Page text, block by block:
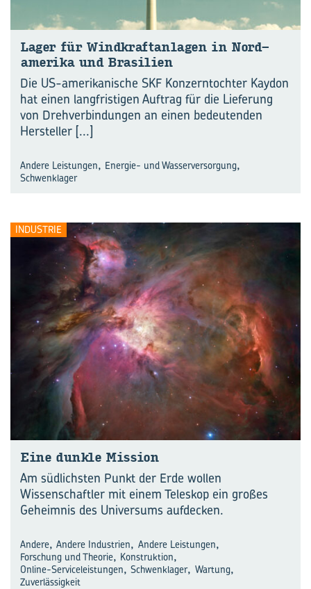
Lager für Wind­kraft­an­la­gen in Nord­
ame­ri­ka und Bra­si­li­en
Die US-amerikanische SKF Konzerntochter Kaydon
hat einen langfristigen Auftrag für die Lieferung
von Drehverbindungen an einen bedeutenden
Hersteller [...]
Andere Leistungen, Energie- und Wasserversorgung,
Schwenklager
INDUSTRIE
Eine dunk­le Mis­si­on
Am südlichsten Punkt der Erde wollen
Wissenschaftler mit einem Teleskop ein großes
Geheimnis des Universums aufdecken.
Andere, Andere Industrien, Andere Leistungen,
Forschung und Theorie, Konstruktion,
Online-Serviceleistungen, Schwenklager, Wartung,
Zuverlässigkeit